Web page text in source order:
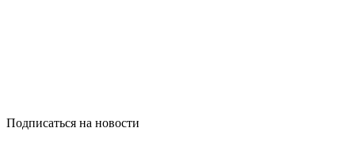
Подписаться на новости